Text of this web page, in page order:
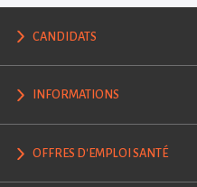
CANDIDATS
INFORMATIONS
OFFRES D'EMPLOI SANTÉ